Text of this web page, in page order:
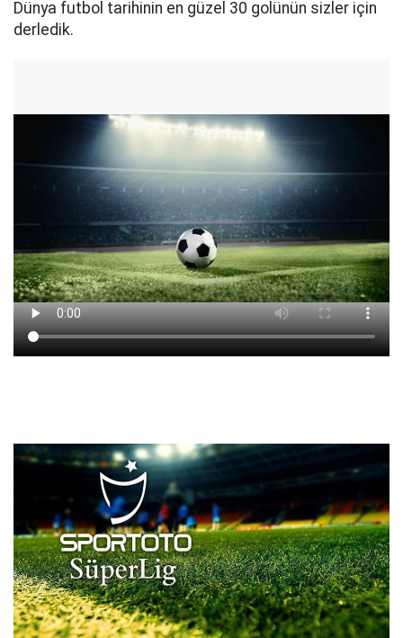
Dünya futbol tarihinin en güzel 30 golünün sizler için
derledik.